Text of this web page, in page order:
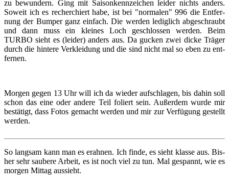
zu be­wun­dern. Ging mit Sai­son­kenn­zei­chen lei­der nichts an­ders.
So­weit ich es re­cher­chiert habe, ist bei "nor­ma­len" 996 die Ent­fer­
nung der Bum­per ganz ein­fach. Die wer­den le­dig­lich ab­ge­schraubt
und dann muss ein klei­nes Loch ge­schlos­sen wer­den. Beim
TURBO sieht es (lei­der) an­ders aus. Da gu­cken zwei dicke Trä­ger
durch die hin­te­re Ver­klei­dung und die sind nicht mal so eben zu ent­
fer­nen.
Mor­gen gegen 13 Uhr will ich da wie­der auf­schla­gen, bis dahin soll
schon das eine oder an­de­re Teil fo­liert sein. Au­ßer­dem wurde mir
be­stä­tigt, dass Fotos ge­macht wer­den und mir zur Ver­fü­gung ge­stellt
wer­den.
So lang­sam kann man es er­ah­nen. Ich finde, es sieht klas­se aus. Bis­
her sehr sau­be­re Ar­beit, es ist noch viel zu tun. Mal ge­spannt, wie es
mor­gen Mit­tag aus­sieht.